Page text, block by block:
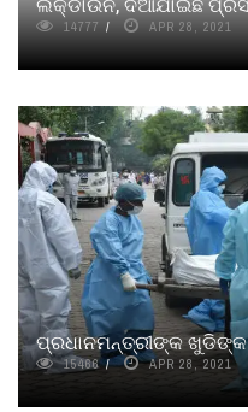
14777 APR 28, 2021
ପ୍ରଧାନମନ୍ତ୍ରୀଙ୍କ ଖୁଡିଙ୍କ
15466 APR 28, 2021